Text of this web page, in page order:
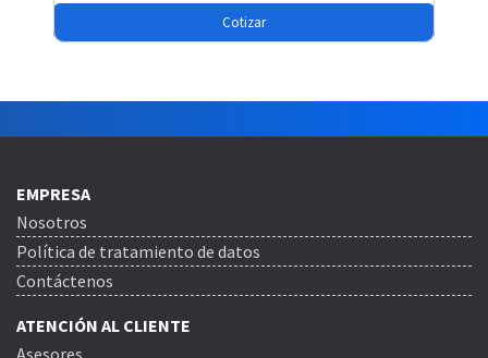
Cotizar
EMPRESA
Nosotros
Política de tratamiento de datos
Contáctenos
ATENCIÓN AL CLIENTE
Asesores